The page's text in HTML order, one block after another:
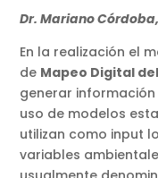
Dr. Mariano Córdoba,
En la realización el
de Mapeo Digital
generar
uso de modelos
utilizan como input
variables